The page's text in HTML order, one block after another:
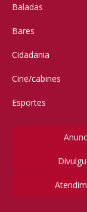
Baladas
Bares
Cidadania
Cine/cabines
Esportes